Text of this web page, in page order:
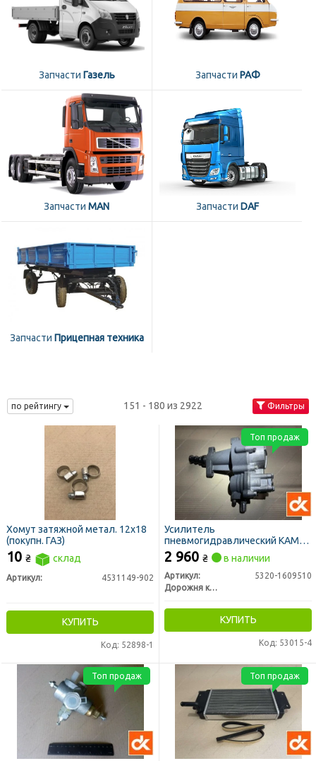
Запчасти Газель Запчасти РАФ
Запчасти MAN Запчасти DAF
Запчасти Прицепная техника
по рейтингу 151 - 180 из 2922 Фильтры
Хомут затяжной метал. 12х18
(покупн. ГАЗ)
10 ₴ склад
Артикул: 4531149-902
КУПИТЬ
Код: 52898-1
Усилитель
пневмогидравлический КАМАЗ
ПГУ (ДК)
2 960 ₴ в наличии
Артикул:
5320-1609510
Дорожня карта
КУПИТЬ
Код: 53015-4
Топ продаж
Топ продаж Топ продаж